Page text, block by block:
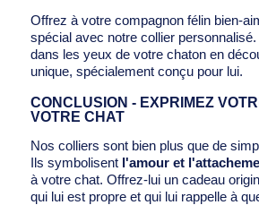
Offrez à votre compagnon félin bien-
spécial avec notre collier
dans les yeux de votre chaton en
unique, spécialement conçu pour lui.
CONCLUSION - EXPRIMEZ
VOTRE CHAT
Nos colliers sont bien plus que de
Ils symbolisent l'amour et
à votre chat. Offrez-lui un cadeau
qui lui est propre et qui lui rappelle à